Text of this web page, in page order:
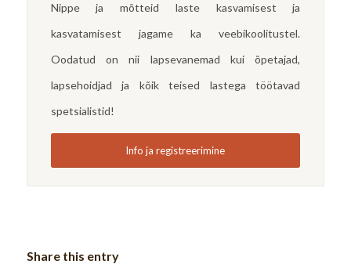
Nippe ja mõtteid laste kasvamisest ja
kasvatamisest jagame ka veebikoolitustel.
Oodatud on nii lapsevanemad kui õpetajad,
lapsehoidjad ja kõik teised lastega töötavad
spetsialistid!
Info ja registreerimine
Share this entry